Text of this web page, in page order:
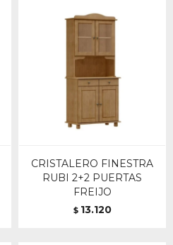
CRISTALERO FINESTRA
RUBI 2+2 PUERTAS
FREIJO
$ 13.120